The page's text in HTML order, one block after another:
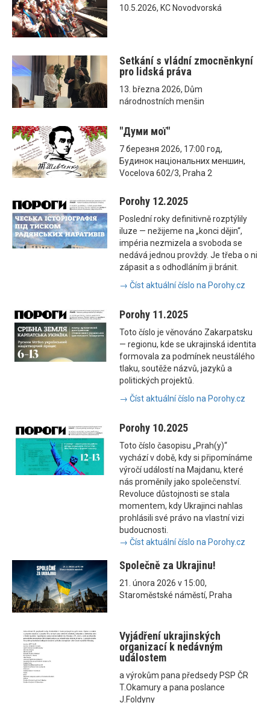
10.5.2026, KC Novodvorská
Setkání s vládní zmocněnkyní
pro lidská práva
13. března 2026, Dům
národnostních menšin
"Думи мої"
7 березня 2026, 17:00 год,
Будинок національних меншин,
Vocelova 602/3, Praha 2
Porohy 12.2025
Poslední roky definitivně rozptýlily
iluze — nežijeme na „konci dějin“,
impéria nezmizela a svoboda se
nedává jednou provždy. Je třeba o ni
zápasit a s odhodláním ji bránit.
→ Číst aktuální číslo na Porohy.cz
Porohy 11.2025
Toto číslo je věnováno Zakarpatsku
— regionu, kde se ukrajinská identita
formovala za podmínek neustálého
tlaku, soutěže názvů, jazyků a
politických projektů.
→ Číst aktuální číslo na Porohy.cz
Porohy 10.2025
Toto číslo časopisu „Prah(y)“
vychází v době, kdy si připomínáme
výročí událostí na Majdanu, které
nás proměnily jako společenství.
Revoluce důstojnosti se stala
momentem, kdy Ukrajinci nahlas
prohlásili své právo na vlastní vizi
budoucnosti.
→ Číst aktuální číslo na Porohy.cz
Společně za Ukrajinu!
21. února 2026 v 15:00,
Staroměstské náměstí, Praha
Vyjádření ukrajinských
organizací k nedávným
událostem
a výrokům pana předsedy PSP ČR
T.Okamury a pana poslance
J.Foldyny